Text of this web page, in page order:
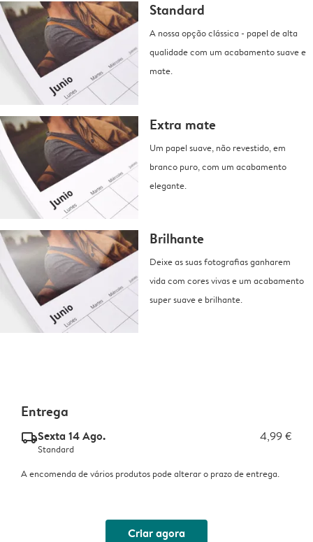
Standard
A nossa opção clássica - papel de alta
qualidade com um acabamento suave e
mate.
Extra mate
Um papel suave, não revestido, em
branco puro, com um acabamento
elegante.
Brilhante
Deixe as suas fotografias ganharem
vida com cores vivas e um acabamento
super suave e brilhante.
Entrega
delivery_standard_v2Sexta 14 Ago. 4,99 €
Standard
A encomenda de vários produtos pode alterar o prazo de entrega.
Criar agora